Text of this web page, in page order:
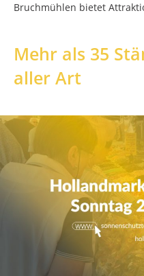
Bruchmühlen bietet
Mehr als 35
aller Art